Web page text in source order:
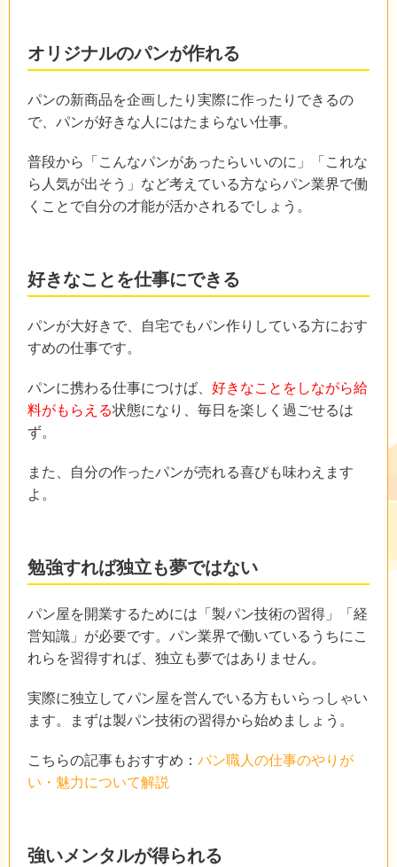
オリジナルのパンが作れる
パンの新商品を企画したり実際に作ったりできるの
で、パンが好きな人にはたまらない仕事。
普段から「こんなパンがあったらいいのに」「これな
ら人気が出そう」など考えている方ならパン業界で働
くことで自分の才能が活かされるでしょう。
好きなことを仕事にできる
パンが大好きで、自宅でもパン作りしている方におす
すめの仕事です。
パンに携わる仕事につけば、 好きなことをしながら給
料がもらえる状態になり、毎日を楽しく過ごせるは
ず。
また、自分の作ったパンが売れる喜びも味わえます
よ。
勉強すれば独立も夢ではない
パン屋を開業するためには「製パン技術の習得」「経
営知識」が必要です。パン業界で働いているうちにこ
れらを習得すれば、独立も夢ではありません。
実際に独立してパン屋を営んでいる方もいらっしゃい
ます。まずは製パン技術の習得から始めましょう。
こちらの記事もおすすめ： パン職人の仕事のやりが
い・魅力について解説
強いメンタルが得られる